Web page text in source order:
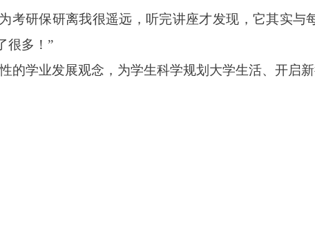
考研保研离我很遥远，听完讲座才发现，它其实
很多！”
的学业发展观念，为学生科学规划大学生活、开启